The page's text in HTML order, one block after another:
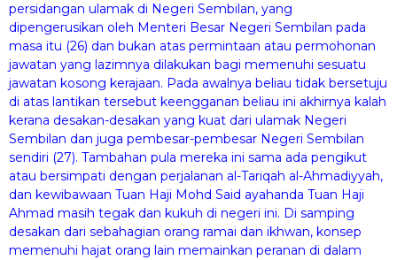
persidangan ulamak di Negeri Sembilan, yang
dipengerusikan oleh Menteri Besar Negeri Sembilan pada
masa itu (26) dan bukan atas permintaan atau permohonan
jawatan yang lazimnya dilakukan bagi memenuhi sesuatu
jawatan kosong kerajaan. Pada awalnya beliau tidak bersetuju
di atas lantikan tersebut keengganan beliau ini akhirnya kalah
kerana desakan-desakan yang kuat dari ulamak Negeri
Sembilan dan juga pembesar-pembesar Negeri Sembilan
sendiri (27). Tambahan pula mereka ini sama ada pengikut
atau bersimpati dengan perjalanan al-Tariqah al-Ahmadiyyah,
dan kewibawaan Tuan Haji Mohd Said ayahanda Tuan Haji
Ahmad masih tegak dan kukuh di negeri ini. Di samping
desakan dari sebahagian orang ramai dan ikhwan, konsep
memenuhi hajat orang lain memainkan peranan di dalam